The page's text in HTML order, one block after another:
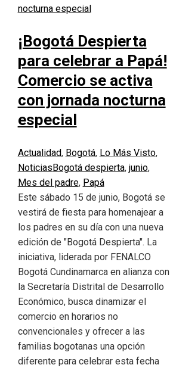
¡Bogotá Despierta
para celebrar a Papá!
Comercio se activa
con jornada nocturna
especial
Actualidad, Bogotá, Lo Más Visto,
Noticias Bogotá despierta, junio,
Mes del padre, Papá
Este sábado 15 de junio, Bogotá se
vestirá de fiesta para homenajear a
los padres en su día con una nueva
edición de "Bogotá Despierta". La
iniciativa, liderada por FENALCO
Bogotá Cundinamarca en alianza con
la Secretaría Distrital de Desarrollo
Económico, busca dinamizar el
comercio en horarios no
convencionales y ofrecer a las
familias bogotanas una opción
diferente para celebrar esta fecha